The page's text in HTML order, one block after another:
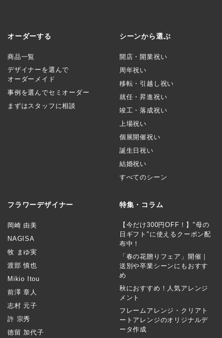
オーダーする
商品一覧
デザイナーを選んで
オーダーメイド
事例を選んでセミオーダー
まずはスタッフに相談
シーンから選ぶ
開店・開業祝い
周年祝い
移転・引越し祝い
就任・昇進祝い
竣工・落成祝い
上場祝い
個展開催祝い
誕生日祝い
結婚祝い
すべてのシーン
フラワーデザイナー
岡崎 由美
NAGISA
牧 まゆ実
渡部 慎也
Mikio Itou
前澤 章人
志村 元子
許 宗秀
徳留 加代子
特集・コラム
【今だけ300円OFF！】"母の
日ギフト"に使えるクーポン配
布中！
「春の花贈りフェア」開催｜
送別や卒業シーンにもおすす
め
秋におすすめ！人気アレンジ
メント
フレームアレンジ・クリアト
ートアレンジのオリジナルデ
ータ作成